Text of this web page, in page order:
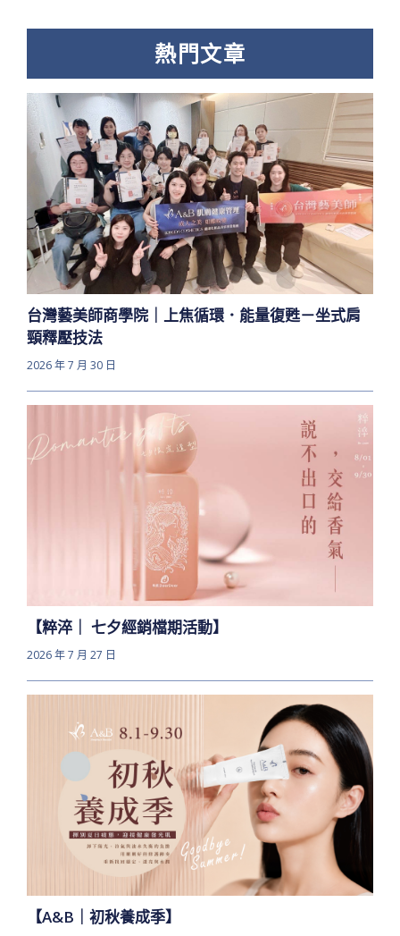
熱門文章
台灣藝美師商學院｜上焦循環．能量復甦－坐式肩
頸釋壓技法
2026 年 7 月 30 日
【粹淬｜ 七夕經銷檔期活動】
2026 年 7 月 27 日
【A&B｜初秋養成季】